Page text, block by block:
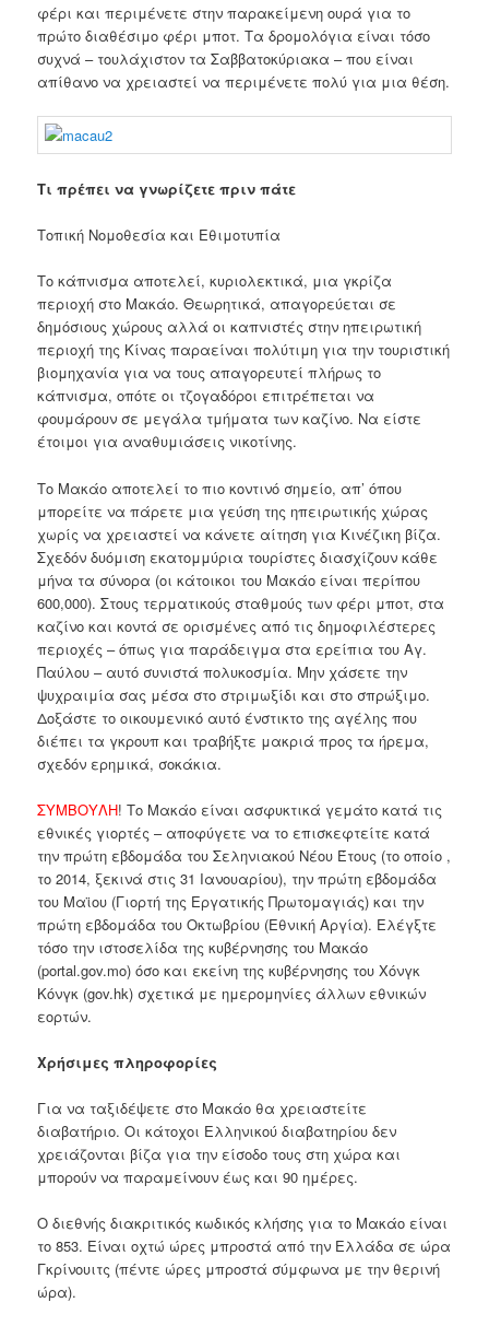
φέρι και περιμένετε στην παρακείμενη ουρά για το
πρώτο διαθέσιμο φέρι μποτ. Τα δρομολόγια είναι τόσο
συχνά – τουλάχιστον τα Σαββατοκύριακα – που είναι
απίθανο να χρειαστεί να περιμένετε πολύ για μια θέση.
Τι πρέπει να γνωρίζετε πριν πάτε
Τοπική Νομοθεσία και Εθιμοτυπία
Το κάπνισμα αποτελεί, κυριολεκτικά, μια γκρίζα
περιοχή στο Μακάο. Θεωρητικά, απαγορεύεται σε
δημόσιους χώρους αλλά οι καπνιστές στην ηπειρωτική
περιοχή της Κίνας παραείναι πολύτιμη για την τουριστική
βιομηχανία για να τους απαγορευτεί πλήρως το
κάπνισμα, οπότε οι τζογαδόροι επιτρέπεται να
φουμάρουν σε μεγάλα τμήματα των καζίνο. Να είστε
έτοιμοι για αναθυμιάσεις νικοτίνης.
Το Μακάο αποτελεί το πιο κοντινό σημείο, απ’ όπου
μπορείτε να πάρετε μια γεύση της ηπειρωτικής χώρας
χωρίς να χρειαστεί να κάνετε αίτηση για Κινέζικη βίζα.
Σχεδόν δυόμιση εκατομμύρια τουρίστες διασχίζουν κάθε
μήνα τα σύνορα (οι κάτοικοι του Μακάο είναι περίπου
600,000). Στους τερματικούς σταθμούς των φέρι μποτ, στα
καζίνο και κοντά σε ορισμένες από τις δημοφιλέστερες
περιοχές – όπως για παράδειγμα στα ερείπια του Αγ.
Παύλου – αυτό συνιστά πολυκοσμία. Μην χάσετε την
ψυχραιμία σας μέσα στο στριμωξίδι και στο σπρώξιμο.
Δοξάστε το οικουμενικό αυτό ένστικτο της αγέλης που
διέπει τα γκρουπ και τραβήξτε μακριά προς τα ήρεμα,
σχεδόν ερημικά, σοκάκια.
ΣΥΜΒΟΥΛΗ! Το Μακάο είναι ασφυκτικά γεμάτο κατά τις
εθνικές γιορτές – αποφύγετε να το επισκεφτείτε κατά
την πρώτη εβδομάδα του Σεληνιακού Νέου Έτους (το οποίο ,
το 2014, ξεκινά στις 31 Ιανουαρίου), την πρώτη εβδομάδα
του Μαϊου (Γιορτή της Εργατικής Πρωτομαγιάς) και την
πρώτη εβδομάδα του Οκτωβρίου (Εθνική Αργία). Ελέγξτε
τόσο την ιστοσελίδα της κυβέρνησης του Μακάο
(portal.gov.mo) όσο και εκείνη της κυβέρνησης του Χόνγκ
Κόνγκ (gov.hk) σχετικά με ημερομηνίες άλλων εθνικών
εορτών.
Χρήσιμες πληροφορίες
Για να ταξιδέψετε στο Μακάο θα χρειαστείτε
διαβατήριο. Οι κάτοχοι Ελληνικού διαβατηρίου δεν
χρειάζονται βίζα για την είσοδο τους στη χώρα και
μπορούν να παραμείνουν έως και 90 ημέρες.
Ο διεθνής διακριτικός κωδικός κλήσης για το Μακάο είναι
το 853. Είναι οχτώ ώρες μπροστά από την Ελλάδα σε ώρα
Γκρίνουιτς (πέντε ώρες μπροστά σύμφωνα με την θερινή
ώρα).